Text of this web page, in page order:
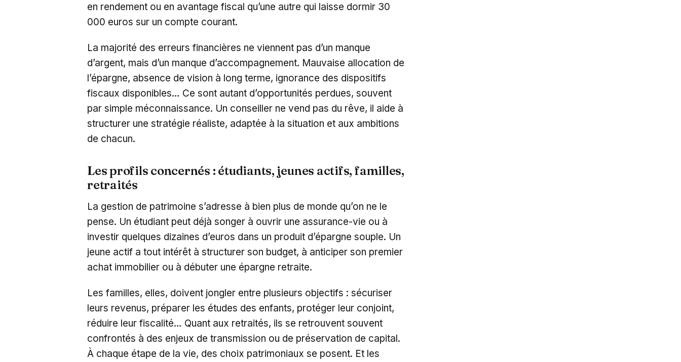
en rendement ou en avantage fiscal qu’une autre qui laisse dormir 30
000 euros sur un compte courant.
La majorité des erreurs financières ne viennent pas d’un manque
d’argent, mais d’un manque d’accompagnement. Mauvaise allocation de
l’épargne, absence de vision à long terme, ignorance des dispositifs
fiscaux disponibles… Ce sont autant d’opportunités perdues, souvent
par simple méconnaissance. Un conseiller ne vend pas du rêve, il aide à
structurer une stratégie réaliste, adaptée à la situation et aux ambitions
de chacun.
Les profils concernés : étudiants, jeunes actifs, familles,
retraités
La gestion de patrimoine s’adresse à bien plus de monde qu’on ne le
pense. Un étudiant peut déjà songer à ouvrir une assurance-vie ou à
investir quelques dizaines d’euros dans un produit d’épargne souple. Un
jeune actif a tout intérêt à structurer son budget, à anticiper son premier
achat immobilier ou à débuter une épargne retraite.
Les familles, elles, doivent jongler entre plusieurs objectifs : sécuriser
leurs revenus, préparer les études des enfants, protéger leur conjoint,
réduire leur fiscalité… Quant aux retraités, ils se retrouvent souvent
confrontés à des enjeux de transmission ou de préservation de capital.
À chaque étape de la vie, des choix patrimoniaux se posent. Et les